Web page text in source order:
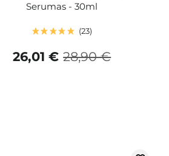
Serumas - 30ml
23
28,90 €
26,01 €